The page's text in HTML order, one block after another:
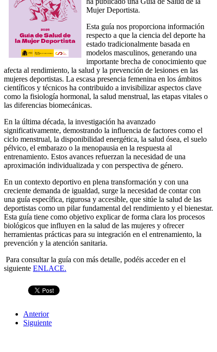
Mujer Deportista.
Esta guía nos proporciona información
respecto a que la ciencia del deporte ha
estado tradicionalmente basada en
modelos masculinos, generando una
importante brecha de conocimiento que
afecta al rendimiento, la salud y la prevención de lesiones en las
mujeres deportistas. La escasa presencia femenina en los ámbitos
científicos y técnicos ha contribuido a invisibilizar aspectos clave
como la fisiología hormonal, la salud menstrual, las etapas vitales o
las diferencias biomecánicas.
En la última década, la investigación ha avanzado
significativamente, demostrando la influencia de factores como el
ciclo menstrual, la disponibilidad energética, la salud ósea, el suelo
pélvico, el embarazo o la menopausia en la respuesta al
entrenamiento. Estos avances refuerzan la necesidad de una
aproximación individualizada y con perspectiva de género.
En un contexto deportivo en plena transformación y con una
creciente demanda de igualdad, surge la necesidad de contar con
una guía específica, rigurosa y accesible, que sitúe la salud de las
deportistas como un pilar fundamental del rendimiento y el bienestar.
Esta guía tiene como objetivo explicar de forma clara los procesos
biológicos que influyen en la salud de las mujeres y ofrecer
herramientas prácticas para su integración en el entrenamiento, la
prevención y la atención sanitaria.
Para consultar la guía con más detalle, podéis acceder en el
siguiente ENLACE.
Anterior
Siguiente